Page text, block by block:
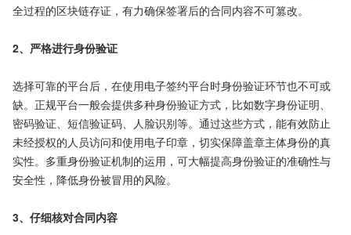
全过程的区块链存证，有力确保签署后的合同内容不可篡改。
2、严格进行身份验证
选择可靠的平台后，在使用电子签约平台时身份验证环节也不可或
缺。正规平台一般会提供多种身份验证方式，比如数字身份证明、
密码验证、短信验证码、人脸识别等。通过这些方式，能有效防止
未经授权的人员访问和使用电子印章，切实保障盖章主体身份的真
实性。多重身份验证机制的运用，可大幅提高身份验证的准确性与
安全性，降低身份被冒用的风险。
3、仔细核对合同内容